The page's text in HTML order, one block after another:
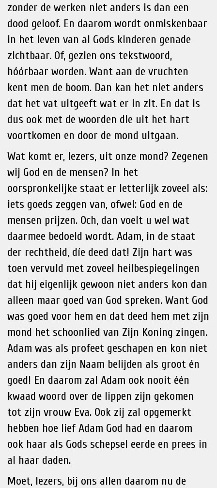
zonder de werken niet anders is dan een
dood geloof. En daarom wordt onmiskenbaar
in het leven van al Gods kinderen genade
zichtbaar. Of, gezien ons tekstwoord,
hóórbaar worden. Want aan de vruchten
kent men de boom. Dan kan het niet anders
dat het vat uitgeeft wat er in zit. En dat is
dus ook met de woorden die uit het hart
voortkomen en door de mond uitgaan.
Wat komt er, lezers, uit onze mond? Zegenen
wij God en de mensen? In het
oorspronkelijke staat er letterlijk zoveel als:
iets goeds zeggen van, ofwel: God en de
mensen prijzen. Och, dan voelt u wel wat
daarmee bedoeld wordt. Adam, in de staat
der rechtheid, díe deed dat! Zijn hart was
toen vervuld met zoveel heilbespiegelingen
dat hij eigenlijk gewoon niet anders kon dan
alleen maar goed van God spreken. Want God
was goed voor hem en dat deed hem met zijn
mond het schoonlied van Zijn Koning zingen.
Adam was als profeet geschapen en kon niet
anders dan zijn Naam belijden als groot én
goed! En daarom zal Adam ook nooit één
kwaad woord over de lippen zijn gekomen
tot zijn vrouw Eva. Ook zij zal opgemerkt
hebben hoe lief Adam God had en daarom
ook haar als Gods schepsel eerde en prees in
al haar daden.
Moet, lezers, bij ons allen daarom nu de